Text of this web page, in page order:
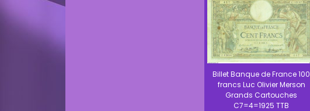
Billet Banque de France 100
francs Luc Olivier Merson
Grands Cartouches
C7=4=1925 TTB